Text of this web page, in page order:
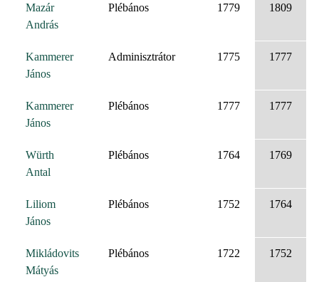
Mazár
András
Plébános 1779 1809
Kammerer
János
Adminisztrátor 1775 1777
Kammerer
János
Plébános 1777 1777
Würth
Antal
Plébános 1764 1769
Liliom
János
Plébános 1752 1764
Mikládovits
Mátyás
Plébános 1722 1752